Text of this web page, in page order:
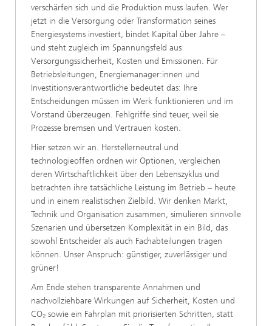
verschärfen sich und die Produktion muss laufen. Wer
jetzt in die Versorgung oder Transformation seines
Energiesystems investiert, bindet Kapital über Jahre –
und steht zugleich im Spannungsfeld aus
Versorgungssicherheit, Kosten und Emissionen. Für
Betriebsleitungen, Energiemanager:innen und
Investitionsverantwortliche bedeutet das: Ihre
Entscheidungen müssen im Werk funktionieren und im
Vorstand überzeugen. Fehlgriffe sind teuer, weil sie
Prozesse bremsen und Vertrauen kosten.
Hier setzen wir an. Herstellerneutral und
technologieoffen ordnen wir Optionen, vergleichen
deren Wirtschaftlichkeit über den Lebenszyklus und
betrachten ihre tatsächliche Leistung im Betrieb – heute
und in einem realistischen Zielbild. Wir denken Markt,
Technik und Organisation zusammen, simulieren sinnvolle
Szenarien und übersetzen Komplexität in ein Bild, das
sowohl Entscheider als auch Fachabteilungen tragen
können. Unser Anspruch: günstiger, zuverlässiger und
grüner!
Am Ende stehen transparente Annahmen und
nachvollziehbare Wirkungen auf Sicherheit, Kosten und
CO₂ sowie ein Fahrplan mit priorisierten Schritten, statt